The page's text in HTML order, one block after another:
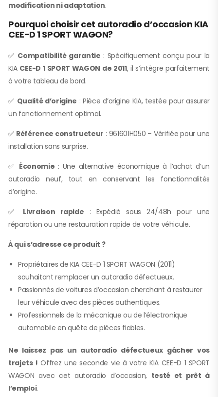
modification ni adaptation.
Pourquoi choisir cet autoradio d’occasion KIA
CEE-D 1 SPORT WAGON?
✅ Compatibilité garantie : Spécifiquement conçu pour la
KIACEE-D 1 SPORT WAGON de 2011, il s’intègre parfaitement
à votre tableau de bord.
✅ Qualité d’origine : Pièce d’origine KIA, testée pour assurer
un fonctionnement optimal.
✅ Référence constructeur : 961601H050 – Vérifiée pour une
installation sans surprise.
✅ Économie : Une alternative économique à l’achat d’un
autoradio neuf, tout en conservant les fonctionnalités
d’origine.
✅ Livraison rapide : Expédié sous 24/48h pour une
réparation ou une restauration rapide de votre véhicule.
À qui s’adresse ce produit ?
Propriétaires de KIA CEE-D 1 SPORT WAGON (2011)
souhaitant remplacer un autoradio défectueux.
Passionnés de voitures d’occasion cherchant à restaurer
leur véhicule avec des pièces authentiques.
Professionnels de la mécanique ou de l’électronique
automobile en quête de pièces fiables.
Ne laissez pas un autoradio défectueux gâcher vos
trajets ! Offrez une seconde vie à votre KIA CEE-D 1 SPORT
WAGON avec cet autoradio d’occasion, testé et prêt à
l’emploi.